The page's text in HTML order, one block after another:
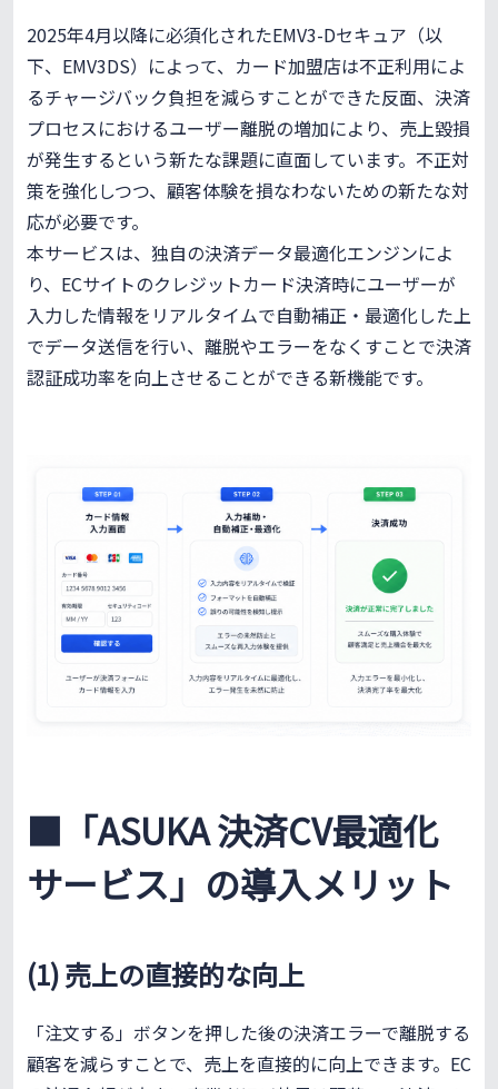
2025年4月以降に必須化されたEMV3-Dセキュア（以
下、EMV3DS）によって、カード加盟店は不正利用によ
るチャージバック負担を減らすことができた反面、決済
プロセスにおけるユーザー離脱の増加により、売上毀損
が発生するという新たな課題に直面しています。不正対
策を強化しつつ、顧客体験を損なわないための新たな対
応が必要です。
本サービスは、独自の決済データ最適化エンジンによ
り、ECサイトのクレジットカード決済時にユーザーが
入力した情報をリアルタイムで自動補正・最適化した上
でデータ送信を行い、離脱やエラーをなくすことで決済
認証成功率を向上させることができる新機能です。
■「ASUKA 決済CV最適化
サービス」の導入メリット
(1) 売上の直接的な向上
「注文する」ボタンを押した後の決済エラーで離脱する
顧客を減らすことで、売上を直接的に向上できます。EC